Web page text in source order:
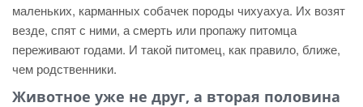
маленьких, карманных собачек породы чихуахуа. Их возят
везде, спят с ними, а смерть или пропажу питомца
переживают годами. И такой питомец, как правило, ближе,
чем родственники.
Животное уже не друг, а вторая половина